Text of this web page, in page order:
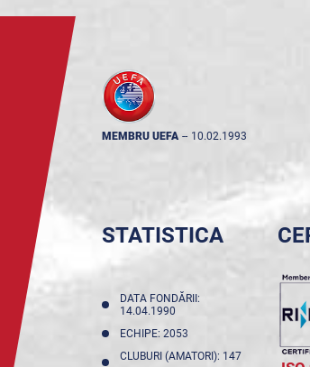
MEMBRU UEFA -- 10.02.1993
STATISTICA
DATA FONDĂRII:
14.04.1990
ECHIPE: 2053
CLUBURI (AMATORI): 147